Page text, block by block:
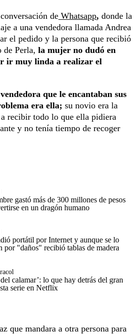
de Whatsapp, donde la
a una vendedora llamada Andrea
el pedido y la persona que recibió
Perla, la mujer no dudó en
ir muy linda a realizar el
que le encantaban sus
era ella; su novio era la
recibir todo lo que ella pidiera
y no tenía tiempo de recoger
gastó más de 300 millones de pesos
en un dragón humano
portátil por Internet y aunque se lo
por "daños" recibió tablas de madera
calamar’: lo que hay detrás del gran
serie en Netflix
que mandara a otra persona para